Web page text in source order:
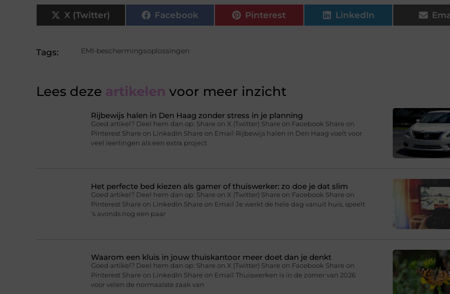
X (Twitter) Facebook Pinterest LinkedIn
Tags: EMI-beschermingsoplossingen
Lees deze artikelen voor meer inzicht
Rijbewijs halen in Den Haag zonder stress in je planning
Goed artikel? Deel hem dan op: Share on X (Twitter) Share on Facebook Share on
Pinterest Share on LinkedIn Share on Email Rijbewijs halen in Den Haag voelt voor
veel leerlingen als een extra project
Het perfecte bed kiezen als gamer of thuiswerker: zo doe je dat slim
Goed artikel? Deel hem dan op: Share on X (Twitter) Share on Facebook Share on
Pinterest Share on LinkedIn Share on Email Je werkt de hele dag vanuit huis, speelt
’s avonds nog een paar
Waarom een kluis in jouw thuiskantoor meer doet dan je denkt
Goed artikel? Deel hem dan op: Share on X (Twitter) Share on Facebook Share on
Pinterest Share on LinkedIn Share on Email Thuiswerken is in de zomer van 2026
voor velen de normaalste zaak van